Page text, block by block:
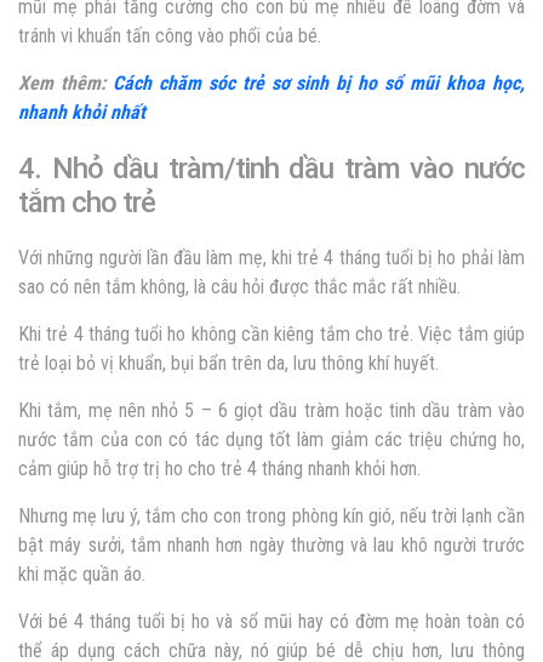
mũi mẹ phải tăng cường cho con bú mẹ nhiều để loãng đờm và
tránh vi khuẩn tấn công vào phổi của bé.
Xem thêm: Cách chăm sóc trẻ sơ sinh bị ho sổ mũi khoa học,
nhanh khỏi nhất
4. Nhỏ dầu tràm/tinh dầu tràm vào nước
tắm cho trẻ
Với những người lần đầu làm mẹ, khi trẻ 4 tháng tuổi bị ho phải làm
sao có nên tắm không, là câu hỏi được thắc mắc rất nhiều.
Khi trẻ 4 tháng tuổi ho không cần kiêng tắm cho trẻ. Việc tắm giúp
trẻ loại bỏ vị khuẩn, bụi bẩn trên da, lưu thông khí huyết.
Khi tắm, mẹ nên nhỏ 5 – 6 giọt dầu tràm hoặc tinh dầu tràm vào
nước tắm của con có tác dụng tốt làm giảm các triệu chứng ho,
cảm giúp hỗ trợ trị ho cho trẻ 4 tháng nhanh khỏi hơn.
Nhưng mẹ lưu ý, tắm cho con trong phòng kín gió, nếu trời lạnh cần
bật máy sưởi, tắm nhanh hơn ngàythường và lau khô người trước
khi mặc quần áo.
Với bé 4 tháng tuổi bị ho và sổ mũi hay có đờm mẹ hoàn toàn có
thể áp dụng cách chữa này, nó giúp bé dễ chịu hơn, lưu thông